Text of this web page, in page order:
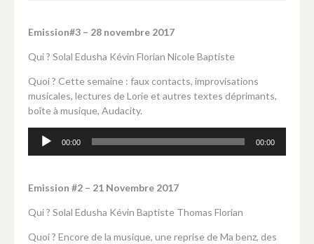
Emission#3 – 28 novembre 2017
Qui ? Solal Edusha Kévin Florian Nicole Baptiste
Quoi ? Cette semaine : faux contacts, improvisations
musicales, lectures de Lorie et autres textes déprimants,
boîte à musique, Audacity.
Lecteur
audio
00:00 00:00
Emission #2 – 21 Novembre 2017
Qui ? Solal Edusha Kévin Baptiste Thomas Florian
Quoi ? Encore de la musique, une reprise de Ma benz, des